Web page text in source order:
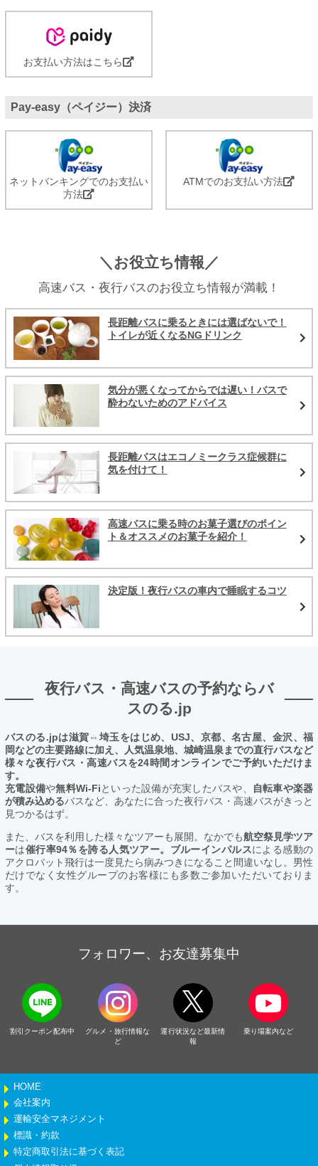
お支払い方法はこちら
Pay-easy（ペイジー）決済
ネットバンキングでのお支払い
方法
ATMでのお支払い方法
＼お役立ち情報／
高速バス・夜行バスのお役立ち情報が満載！
長距離バスに乗るときには選ばないで！
トイレが近くなるNGドリンク
気分が悪くなってからでは遅い！バスで
酔わないためのアドバイス
長距離バスはエコノミークラス症候群に
気を付けて！
高速バスに乗る時のお菓子選びのポイン
ト＆オススメのお菓子を紹介！
決定版！夜行バスの車内で睡眠するコツ
夜行バス・高速バスの予約ならバ
スのる.jp
バスのる.jpは滋賀⇔埼玉をはじめ、USJ、京都、名古屋、金沢、福
岡などの主要路線に加え、人気温泉地、城崎温泉までの直行バスなど
様々な夜行バス・高速バスを24時間オンラインでご予約いただけま
す。
充電設備や無料Wi-Fiといった設備が充実したバスや、
自転車や楽器
が積み込めるバスなど、あなたに合った夜行バス・高速バスがきっと
見つかるはず。
また、バスを利用した様々なツアーも展開。なかでも航空祭見学ツア
ーは催行率94％を誇る人気ツアー。ブルーインパルスによる感動の
アクロバット飛行は一度見たら病みつきになること間違いなし。男性
だけでなく女性グループのお客様にも多数ご参加いただいておりま
す。
フォロワー、お友達募集中
割引クーポン配布中
グルメ・旅行情報な
ど
運行状況など最新情
報
乗り場案内など
HOME
会社案内
運輸安全マネジメント
標識・約款
特定商取引法に基づく表記